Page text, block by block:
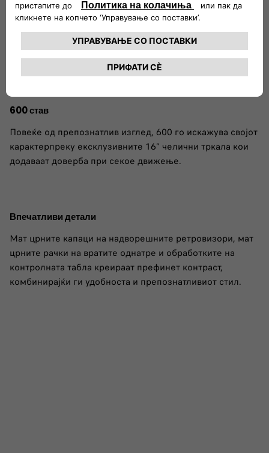
Единствени одлики
600 став
Повеќе од препознатлив изглед, 600 го искажува својот
карактерпреку ексклузивните 16” челични тркала кои
додаваат доверба при секое движење.
Впечатливи детали
Мат црните капаци на надворешните ретровизори, мат
црните рачки на вратите однатре и обработките на
контролната табла креираат префинет контраст,
комбинирајќи ги удобноста и препознатливиот стил.​